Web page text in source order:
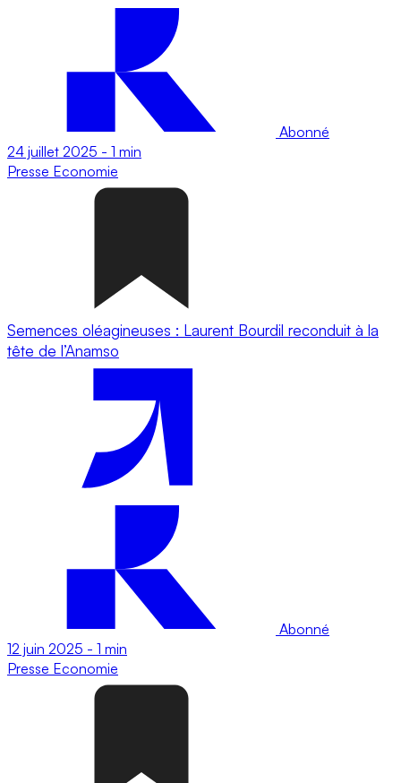
Abonné
24 juillet 2025 - 1 min
Presse Economie
Semences oléagineuses : Laurent Bourdil reconduit à la
tête de l’Anamso
Abonné
12 juin 2025 - 1 min
Presse Economie